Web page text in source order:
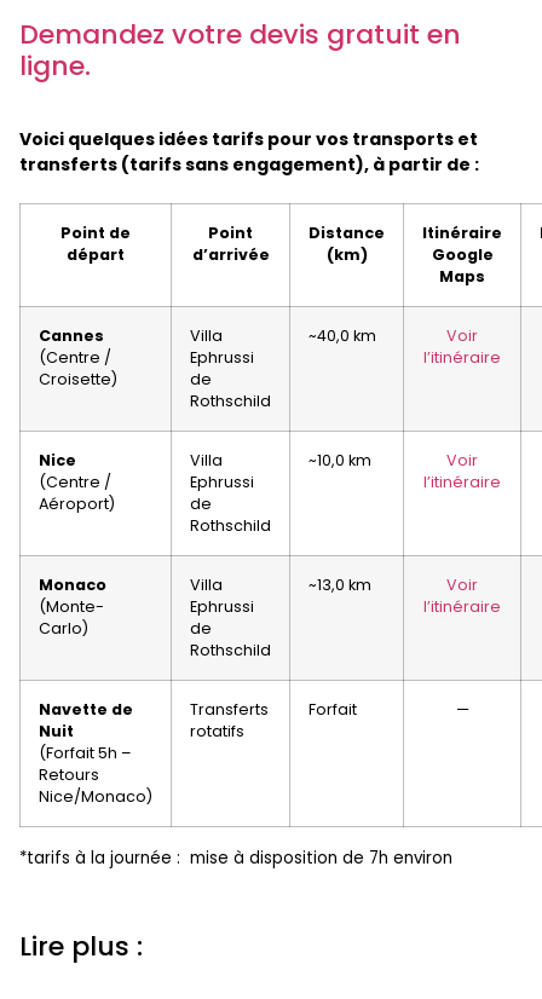
Demandez votre devis gratuit en
ligne.
Voici quelques idées tarifs pour vos transports et
transferts (tarifs sans engagement), à partir de :
Point de
départ
Point
d’arrivée
Distance
(km)
Itinéraire
Google
Maps
Cannes
(Centre /
Croisette)
Villa
Ephrussi
de
Rothschild
~40,0 km
Voir
l’itinéraire
Nice
(Centre /
Aéroport)
Villa
Ephrussi
de
Rothschild
~10,0 km
Voir
l’itinéraire
Monaco
(Monte-
Carlo)
Villa
Ephrussi
de
Rothschild
~13,0 km
Voir
l’itinéraire
Navette de
Nuit
(Forfait 5h –
Retours
Nice/Monaco)
Transferts
rotatifs
Forfait —
*tarifs à la journée : mise à disposition de 7h environ
Lire plus :